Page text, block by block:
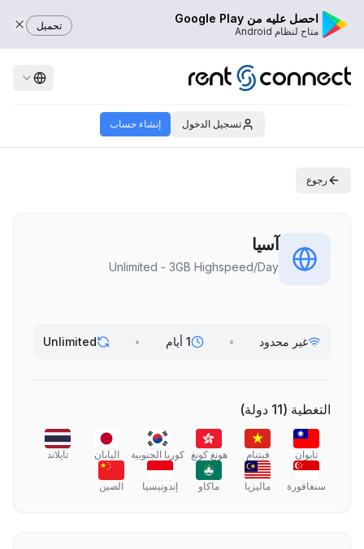
احصل عليه من Google Play
متاح لنظام Android تحميل
تسجيل الدخول إنشاء حساب
رجوع
آسيا
Unlimited - 3GB Highspeed/Day
غير محدود • 1 أيام •
Unlimited
التغطية (
11 دولة)
تايوان فيتنام هونغ كونغ كوريا الجنوبية اليابان تايلاند
سنغافورة ماليزيا ماكاو إندونيسيا الصين